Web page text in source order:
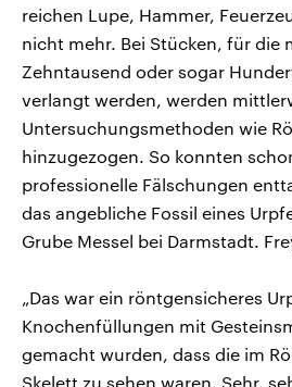
reichen Lupe, Hammer,
nicht mehr. Bei Stücken, für die
Zehntausend oder sogar
verlangt werden, werden
Untersuchungsmethoden wie
hinzugezogen. So konnten
professionelle Fälschungen
das angebliche Fossil eines
Grube Messel bei Darmstadt.
„Das war ein röntgensicheres
Knochenfüllungen mit
gemacht wurden, dass die im
Skelett zu sehen waren. Sehr,